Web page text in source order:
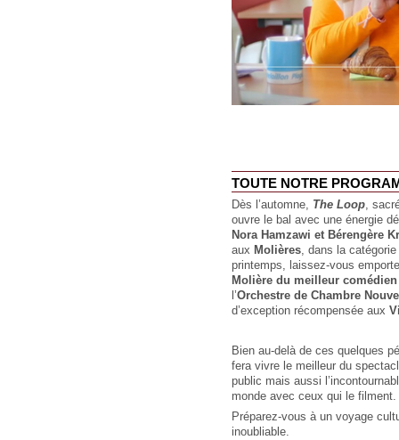
TOUTE NOTRE
Dès l’automne, The Loop,
ouvre le bal avec une énergie
Nora Hamzawi et Bérengère
aux Molières, dans la
printemps, laissez-vous
Molière du meilleur comédien
l’Orchestre de Chambre
d’exception récompensée aux
Bien au-delà de ces quelques
fera vivre le meilleur du
public mais aussi
monde avec ceux qui le filment.
Préparez-vous à un voyage
inoubliable.